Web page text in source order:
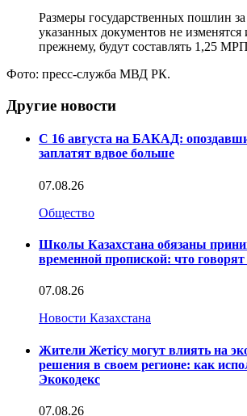
Размеры государственных пошлин
указанных документов не изменятся
прежнему, будут составлять 1,25
Фото: пресс-служба МВД РК.
Другие новости
С 16 августа на БАКАД:
заплатят вдвое больше
07.08.26
Общество
Школы Казахстана обязаны
временной пропиской: что
07.08.26
Новости Казахстана
Жители Жетісу могут влиять на
решения в своем регионе: как
Экокодекс
07.08.26